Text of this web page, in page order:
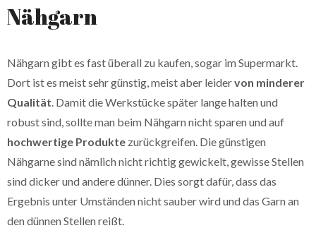
Nähgarn
Nähgarn gibt es fast überall zu kaufen, sogar im Supermarkt.
Dort ist es meist sehr günstig, meist aber leidervon minderer
Qualität. Damit die Werkstücke später lange halten und
robust sind, sollte man beim Nähgarn nicht sparen und auf
hochwertige Produkte zurückgreifen. Die günstigen
Nähgarne sind nämlich nicht richtig gewickelt, gewisse Stellen
sind dicker und andere dünner. Dies sorgt dafür, dass das
Ergebnis unter Umständen nicht sauber wird und das Garn an
den dünnen Stellen reißt.